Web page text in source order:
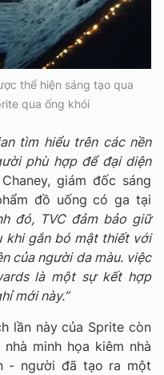
thể hiện sáng tạo qua
qua ống khói
tìm hiểu trên các nền
phù hợp để đại diện
giám đốc sáng
đồ uống có ga tại
đó, TVC đảm bảo giữ
khi gắn bó mật thiết với
của người da màu. việc
là một sự kết hợp
mới này.”
lần này của Sprite còn
minh họa kiêm nhà
- người đã tạo ra một